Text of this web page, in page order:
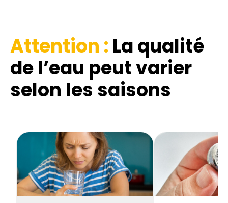
Attention : La qualité
de l’eau peut varier
selon les saisons